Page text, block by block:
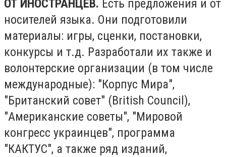
ОТ ИНОСТРАНЦЕВ. Есть предложения и от
носителей языка. Они подготовили
материалы: игры, сценки, постановки,
конкурсы и т.д. Разработали их также и
волонтерские организации (в том числе
международные): "Корпус Мира",
"Британский совет" (British Council),
"Американские советы", "Мировой
конгресс украинцев", программа
"КАКТУС", а также ряд изданий,